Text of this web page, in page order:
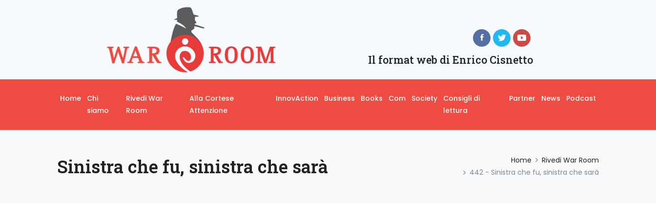
Il format web di Enrico Cisnetto
Home
Chi
siamo
Rivedi War
Room
Alla Cortese
Attenzione
InnovAction Business Books Com Society
Consigli di
lettura
Partner News Podcast
Sinistra che fu, sinistra che sarà Home
Rivedi War Room
442 - Sinistra che fu, sinistra che sarà